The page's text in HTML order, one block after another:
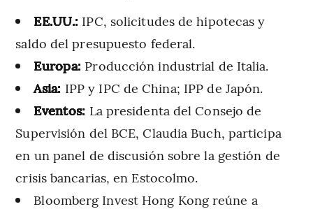
EE.UU.: IPC, solicitudes de hipotecas y
saldo del presupuesto federal.
Europa: Producción industrial de Italia.
Asia: IPP y IPC de China; IPP de Japón.
Eventos: La presidenta del Consejo de
Supervisión del BCE, Claudia Buch, participa
en un panel de discusión sobre la gestión de
crisis bancarias, en Estocolmo.
Bloomberg Invest Hong Kong reúne a